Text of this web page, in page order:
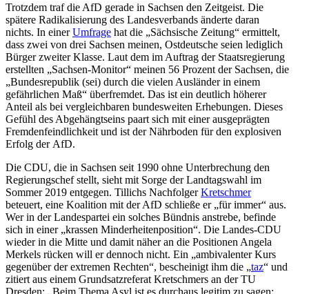
Trotzdem traf die AfD gerade in Sachsen den Zeitgeist. Die
spätere Radika­li­sierung des Landes­ver­bands änderte daran
nichts. In einerUmfrage hat die „Sächsische Zeitung“ ermittelt,
dass zwei von drei Sachsen meinen, Ostdeutsche seien lediglich
Bürger zweiter Klasse. Laut dem im Auftrag der Staats­re­gierung
erstellten „Sachsen-Monitor“ meinen 56 Prozent der Sachsen, die
„Bundes­re­publik (sei) durch die vielen Ausländer in einem
gefähr­lichen Maß“ überfremdet. Das ist ein deutlich höherer
Anteil als bei vergleich­baren bundes­weiten Erhebungen. Dieses
Gefühl des Abgehäng­tseins paart sich mit einer ausge­prägten
Fremden­feind­lichkeit und ist der Nährboden für den explo­siven
Erfolg der AfD.
Die CDU, die in Sachsen seit 1990 ohne Unter­bre­chung den
Regie­rungschef stellt, sieht mit Sorge der Landtagswahl im
Sommer 2019 entgegen. Tillichs NachfolgerKretschmer
beteuert, eine Koalition mit der AfD schließe er „für immer“ aus.
Wer in der Landes­partei ein solches Bündnis anstrebe, befinde
sich in einer „krassen Minder­hei­ten­po­sition“. Die Landes-CDU
wieder in die Mitte und damit näher an die Positionen Angela
Merkels rücken will er dennoch nicht. Ein „ambiva­lenter Kurs
gegenüber der extremen Rechten“, bescheinigt ihm die „taz“ und
zitiert aus einem Grund­satz­re­ferat Kretschmers an der TU
Dresden: „Beim Thema Asyl ist es durchaus legitim zu sagen: